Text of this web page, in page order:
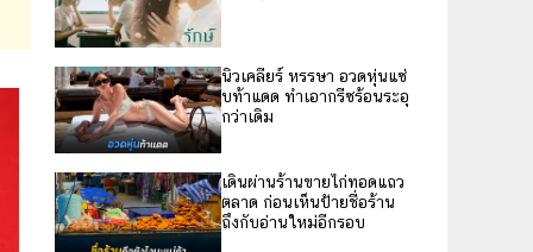
นิวเคลียร์ หรรษา อวดหุ่นแซ่
บท้าแดด ทำเอากรีซร้อนระอุ
กว่าเดิม
เดินผ่านร้านขายไก่ทอดแถว
ตลาด ก่อนเห็นป้ายชื่อร้าน
ถึงกับอ่านใหม่อีกรอบ